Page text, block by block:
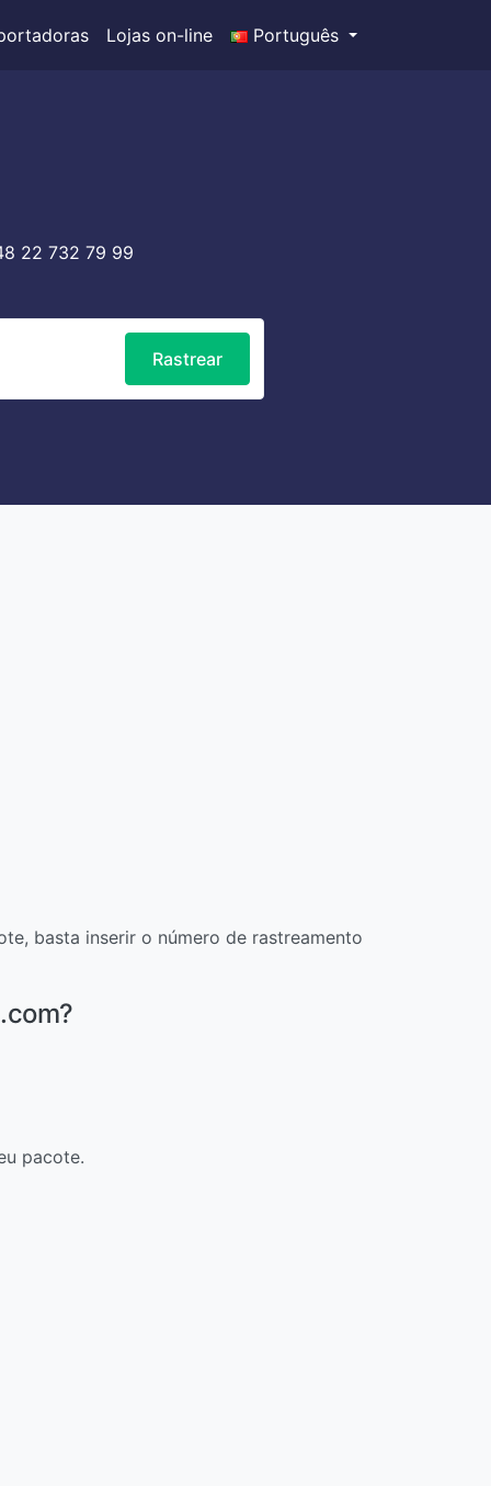
Lojas on-line Português
22 732 79 99
Rastrear
basta inserir o número de rastreamento
pacote.